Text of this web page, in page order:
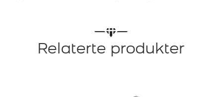
Relaterte produkter